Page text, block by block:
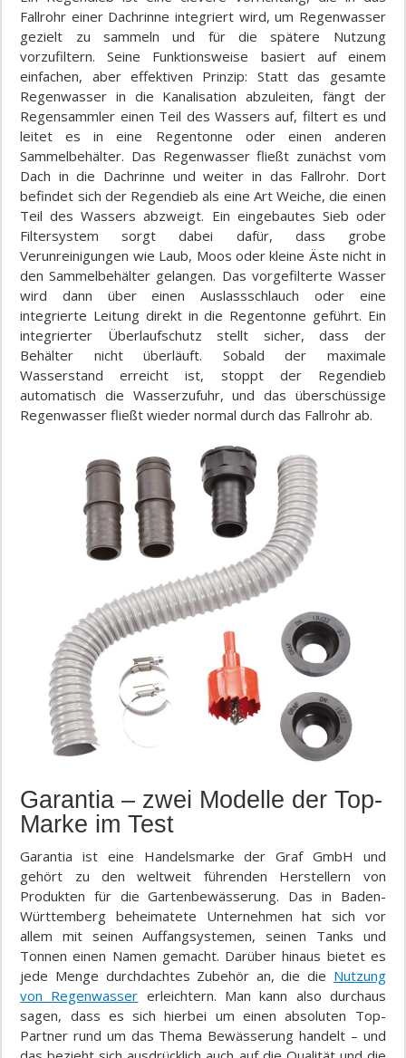
Fallrohr einer Dachrinne integriert wird, um Regenwasser
gezielt zu sammeln und für die spätere Nutzung
vorzufiltern. Seine Funktionsweise basiert auf einem
einfachen, aber effektiven Prinzip: Statt das gesamte
Regenwasser in die Kanalisation abzuleiten, fängt der
Regensammler einen Teil des Wassers auf, filtert es und
leitet es in eine Regentonne oder einen anderen
Sammelbehälter. Das Regenwasser fließt zunächst vom
Dach in die Dachrinne und weiter in das Fallrohr. Dort
befindet sich der Regendieb als eine Art Weiche, die einen
Teil des Wassers abzweigt. Ein eingebautes Sieb oder
Filtersystem sorgt dabei dafür, dass grobe
Verunreinigungen wie Laub, Moos oder kleine Äste nicht in
den Sammelbehälter gelangen. Das vorgefilterte Wasser
wird dann über einen Auslassschlauch oder eine
integrierte Leitung direkt in die Regentonne geführt. Ein
integrierter Überlaufschutz stellt sicher, dass der
Behälter nicht überläuft. Sobald der maximale
Wasserstand erreicht ist, stoppt der Regendieb
automatisch die Wasserzufuhr, und das überschüssige
Regenwasser fließt wieder normal durch das Fallrohr ab.
Garantia – zwei Modelle der Top-
Marke im Test
Garantia ist eine Handelsmarke der Graf GmbH und
gehört zu den weltweit führenden Herstellern von
Produkten für die Gartenbewässerung. Das in Baden-
Württemberg beheimatete Unternehmen hat sich vor
allem mit seinen Auffangsystemen, seinen Tanks und
Tonnen einen Namen gemacht. Darüber hinaus bietet es
jede Menge durchdachtes Zubehör an, die die Nutzung
von Regenwasser erleichtern. Man kann also durchaus
sagen, dass es sich hierbei um einen absoluten Top-
Partner rund um das Thema Bewässerung handelt – und